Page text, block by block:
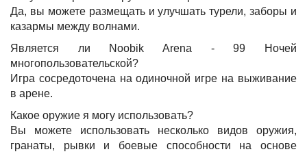
Да, вы можете размещать и улучшать турели, заборы и
казармы между волнами.
Является ли Noobik Arena - 99 Ночей
многопользовательской?
Игра сосредоточена на одиночной игре на выживание
в арене.
Какое оружие я могу использовать?
Вы можете использовать несколько видов оружия,
гранаты, рывки и боевые способности на основе